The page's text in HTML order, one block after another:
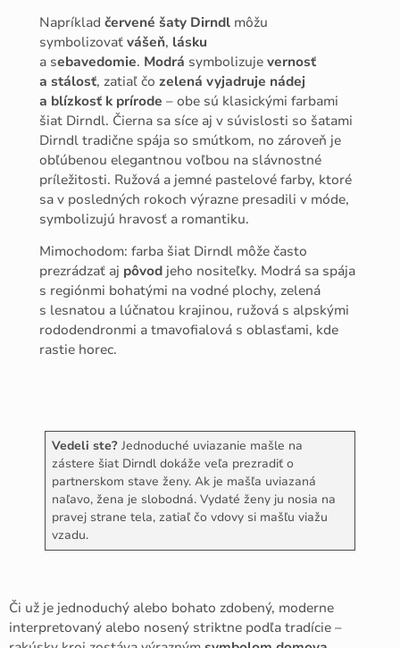
Napríkladčervené šaty Dirndl môžu
symbolizovaťvášeň, lásku
a sebavedomie. Modrá symbolizujevernosť
a stálosť, zatiaľ čozelená vyjadruje nádej
a blízkosť k prírode – obe sú klasickými farbami
šiat Dirndl. Čierna sa síce aj v súvislosti so šatami
Dirndl tradične spája so smútkom, no zároveň je
obľúbenou elegantnou voľbou na slávnostné
príležitosti. Ružová a jemné pastelové farby, ktoré
sa v posledných rokoch výrazne presadili v móde,
symbolizujú hravosť a romantiku.
Mimochodom: farba šiat Dirndl môže často
prezrádzať aj pôvod jeho nositeľky. Modrá sa spája
s regiónmi bohatými na vodné plochy, zelená
s lesnatou a lúčnatou krajinou, ružová s alpskými
rododendronmi a tmavofialová s oblasťami, kde
rastie horec.
Vedeli ste?Jednoduché uviazanie mašle na
zástere šiat Dirndl dokáže veľa prezradiť o
partnerskom stave ženy. Ak je mašľa uviazaná
naľavo, žena je slobodná. Vydaté ženy ju nosia na
pravej strane tela, zatiaľ čo vdovy si mašľu viažu
vzadu.
Či už je jednoduchý alebo bohato zdobený, moderne
interpretovaný alebo nosený striktne podľa tradície –